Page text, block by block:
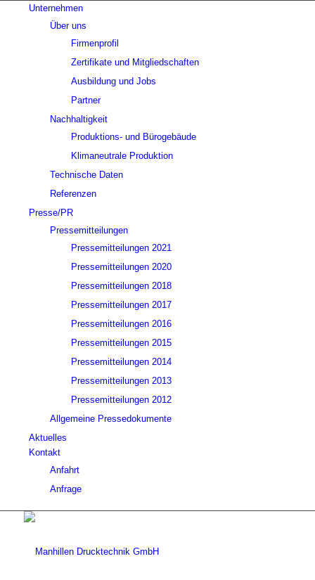
Unternehmen
Über uns
Firmenprofil
Zertifikate und Mitgliedschaften
Ausbildung und Jobs
Partner
Nachhaltigkeit
Produktions- und Bürogebäude
Klimaneutrale Produktion
Technische Daten
Referenzen
Presse/PR
Pressemitteilungen
Pressemitteilungen 2021
Pressemitteilungen 2020
Pressemitteilungen 2018
Pressemitteilungen 2017
Pressemitteilungen 2016
Pressemitteilungen 2015
Pressemitteilungen 2014
Pressemitteilungen 2013
Pressemitteilungen 2012
Allgemeine Pressedokumente
Aktuelles
Kontakt
Anfahrt
Anfrage